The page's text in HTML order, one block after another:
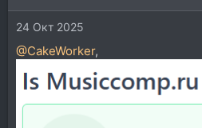
а
24 Окт 2025
@CakeWorker,